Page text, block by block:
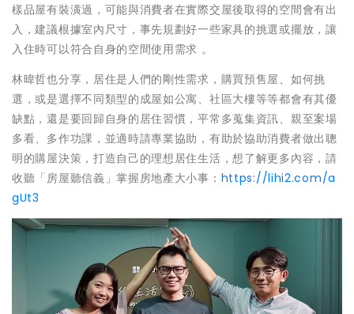
樣品屋有裝潢過，可能與消費者在實際交屋後取得的空間會有出
入，建議根據室內尺寸，事先規劃好一些家具的挑選或擺放，讓
入住時可以符合自身的空間使用需求 。
林暐哲也分享，居住是人們的剛性需求，購買預售屋、如何挑
選，或是選擇不同類型的成屋如公寓、社區大樓等等都會有其優
缺點，還是要回歸自身的居住習慣，平常多蒐集資訊、親至案場
多看、多作功課，並適時請專業協助，有助於協助消費者做出聰
明的購屋決策，打造自己的理想居住生活，想了解更多內容，請
收聽「房屋聽信義」掌握房地產大小事： https://lihi2.com/a
gUt3